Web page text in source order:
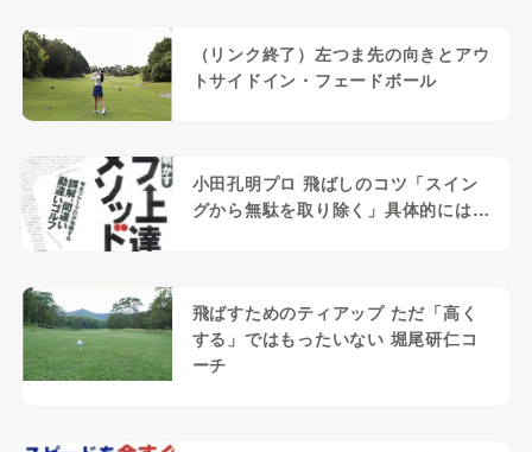
（リンク終了）左つま先の向きとアウ
トサイドイン・フェードボール
小田孔明プロ 飛ばしのコツ「スイン
グから無駄を取り除く」具体的には…
飛ばすためのティアップ ただ「高く
する」ではもったいない 堀尾研仁コ
ーチ